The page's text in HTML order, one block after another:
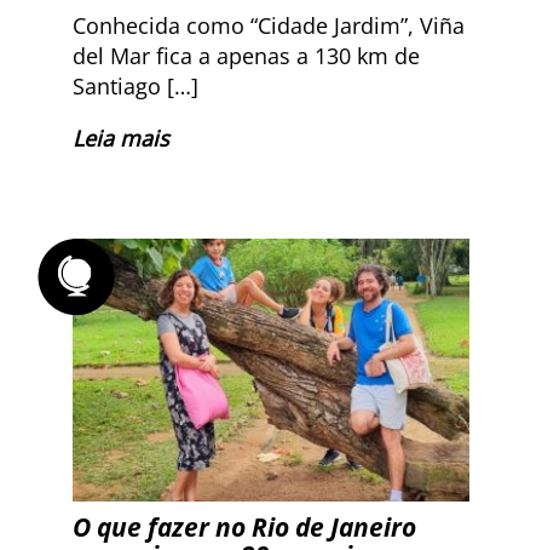
Conhecida como “Cidade Jardim”, Viña
del Mar fica a apenas a 130 km de
Santiago […]
Leia mais
O que fazer no Rio de Janeiro